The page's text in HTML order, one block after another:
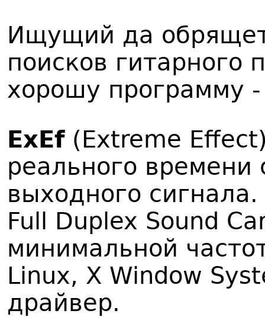
Ищущий да
поисков гитарного
хорошу программу -
ExEf(Extreme
реального
выходного
Full Duplex Sound
минимальной
Linux, X Window
драйвер.